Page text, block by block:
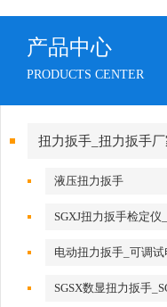
产品中心
PRODUCTS CENTER
扭力扳手_扭力扳手厂
液压扭力扳手
SGXJ扭力扳手检定仪
矩扳手检定仪
电动扭力扳手_可调试
SGSX数显扭力扳手